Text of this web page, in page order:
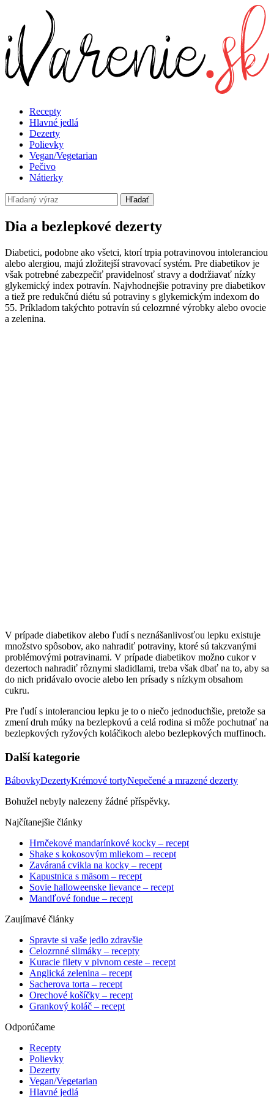
Recepty
Hlavné jedlá
Dezerty
Polievky
Vegan/Vegetarian
Pečivo
Nátierky
Hľadať
Dia a bezlepkové dezerty
Diabetici, podobne ako všetci, ktorí trpia potravinovou intoleranciou
alebo alergiou, majú zložitejší stravovací systém. Pre diabetikov je
však potrebné zabezpečiť pravidelnosť stravy a dodržiavať nízky
glykemický index potravín. Najvhodnejšie potraviny pre diabetikov
a tiež pre redukčnú diétu sú potraviny s glykemickým indexom do
55. Príkladom takýchto potravín sú celozrnné výrobky alebo ovocie
a zelenina.
V prípade diabetikov alebo ľudí s neznášanlivosťou lepku existuje
množstvo spôsobov, ako nahradiť potraviny, ktoré sú takzvanými
problémovými potravinami. V prípade diabetikov možno cukor v
dezertoch nahradiť rôznymi sladidlami, treba však dbať na to, aby sa
do nich pridávalo ovocie alebo len prísady s nízkym obsahom
cukru.
Pre ľudí s intoleranciou lepku je to o niečo jednoduchšie, pretože sa
zmení druh múky na bezlepkovú a celá rodina si môže pochutnať na
bezlepkových ryžových koláčikoch alebo bezlepkových muffinoch.
Další kategorie
BábovkyDezertyKrémové tortyNepečené a mrazené dezerty
Bohužel nebyly nalezeny žádné příspěvky.
Najčítanejšie články
Hrnčekové mandarínkové kocky – recept
Shake s kokosovým mliekom – recept
Zaváraná cvikla na kocky – recept
Kapustnica s mäsom – recept
Sovie halloweenske lievance – recept
Mandľové fondue – recept
Zaujímavé články
Spravte si vaše jedlo zdravšie
Celozrnné slimáky – recepty
Kuracie filety v pivnom ceste – recept
Anglická zelenina – recept
Sacherova torta – recept
Orechové košíčky – recept
Grankový koláč – recept
Odporúčame
Recepty
Polievky
Dezerty
Vegan/Vegetarian
Hlavné jedlá